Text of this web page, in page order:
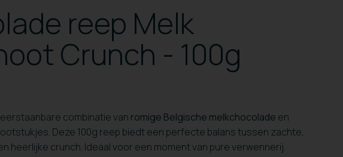
reep Melk
Crunch - 100g
combinatie van romige Belgische melkchocolade en
Deze 100g reep biedt een perfecte balans tussen zachte,
heerlijke crunch. Ideaal voor een moment van pure verwennerij.